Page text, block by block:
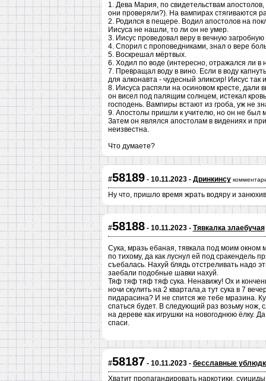
1. Дева Мария, по свидетельствам
они проверяли?). На вампирах стягиваются
2. Родился в пещере. Водил апостолов на
Иисуса не нашли, то ли он не умер.
3. Иисус проведовал веру в вечную
4. Спорил с проповедниками, знал о вере
5. Воскрешал мёртвых.
6. Ходил по воде (интересно, отражался ли в
7. Превращал воду в вино. Если в воду
для алконавта - чудесный эликсир! Иисус
8. Иисуса распяли на осиновом кресте, дали
он висел под палящим солнцем, истекал
господень. Вампиры встают из гроба, уж не
9. Апостолы пришли к учителю, но он не был
Затем он являлся апостолам в видениях и
неизвестна.
Что думаете?
#58189- 10.11.2023 - Дринкинсу
Ну что, пришло время жрать водяру и
#58188- 10.11.2023 - Тявкалка злаебучая
Сука, мразь ебаная, тявкала под моим окном
по тихому, да как луснул ей под сракендель
съебалась. Нахуй блядь отстреливать надо
заебали подобные шавки нахуй.
Тяф тяф тяф тяф сука. Ненавижу! Ох и
ночи скулить на 2 квартала,а тут сука в 7
пидарасина? И не спится же тебе мразина.
спаться будет. В следующий раз возьму нож,
на дереве как игрушки на новогоднюю ёлку.
спаси.
#58187 - 10.11.2023 - бесславные
Хватит пропагандировать наркотики,